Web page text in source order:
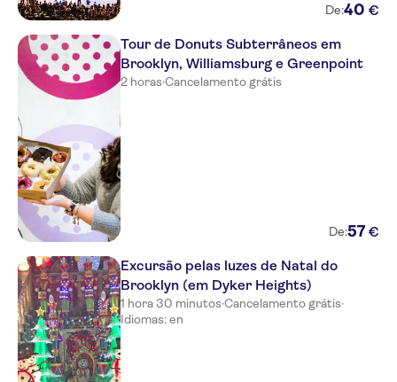
De:40 €
Tour de Donuts Subterrâneos em
Brooklyn, Williamsburg e Greenpoint
2 horas·Cancelamento grátis
De:57 €
Excursão pelas luzes de Natal do
Brooklyn (em Dyker Heights)
1 hora 30 minutos·Cancelamento grátis·
Idiomas: en